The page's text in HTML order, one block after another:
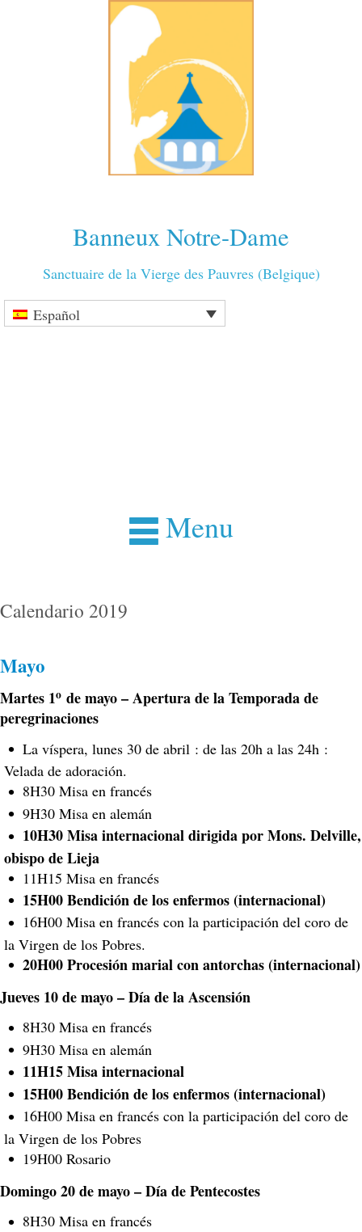
Banneux Notre-Dame
Sanctuaire de la Vierge des Pauvres (Belgique)
Español
Menu
Calendario 2019
Mayo
Martes 1o de mayo – Apertura de la Temporada de
peregrinaciones
La víspera, lunes 30 de abril : de las 20h a las 24h :
Velada de adoración.
8H30 Misa en francés
9H30 Misa en alemán
10H30 Misa internacional dirigida por Mons. Delville,
obispo de Lieja
11H15 Misa en francés
15H00 Bendición de los enfermos (internacional)
16H00 Misa en francés con la participación del coro de
la Virgen de los Pobres.
20H00 Procesión marial con antorchas (internacional)
Jueves 10 de mayo – Día de la Ascensión
8H30 Misa en francés
9H30 Misa en alemán
11H15 Misa internacional
15H00 Bendición de los enfermos (internacional)
16H00 Misa en francés con la participación del coro de
la Virgen de los Pobres
19H00 Rosario
Domingo 20 de mayo – Día de Pentecostes
8H30 Misa en francés